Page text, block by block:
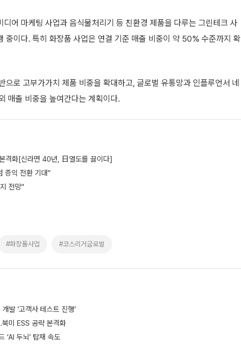
어 마케팅 사업과 음식물처리기 등 친환경 제품을 다루는 그린테크 사
중이다. 특히 화장품 사업은 연결 기준 매출 비중이 약 50% 수준까지 확
로 고부가가치 제품 비중을 확대하고, 글로벌 유통망과 인플루언서 네
매출 비중을 높여간다는 계획이다.
격화[신라면 40년, 日열도를 끓이다]
증익 전환 기대"
전망"
#화장품사업 #코스리거글로벌
발 ‘고객사 테스트 진행’
미 ESS 공략 본격화
‘AI 두뇌’ 탑재 속도